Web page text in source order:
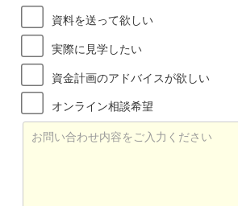
資料を送って欲しい
実際に見学したい
資金計画のアドバイスが欲しい
オンライン相談希望